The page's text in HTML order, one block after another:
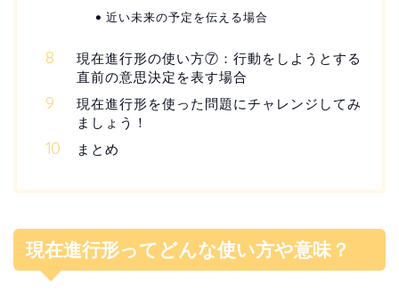
近い未来の予定を伝える場合
現在進行形の使い方⑦：行動をしようとする
直前の意思決定を表す場合
現在進行形を使った問題にチャレンジしてみ
ましょう！
まとめ
現在進行形ってどんな使い方や意味？